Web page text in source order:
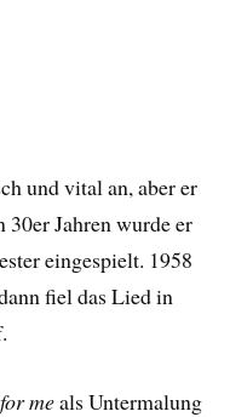
und vital an, aber er
Jahren wurde er
eingespielt. 1958
fiel das Lied in
meals Untermalung